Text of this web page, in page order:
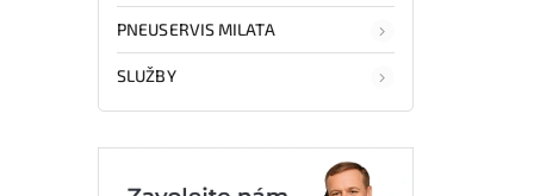
PNEUSERVIS MILATA
SLUŽBY